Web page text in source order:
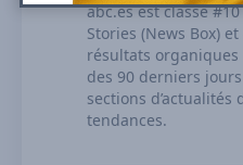
abc.es est classé
Stories (News Box)
résultats organiques
des 90 derniers
sections d’actualités
tendances.